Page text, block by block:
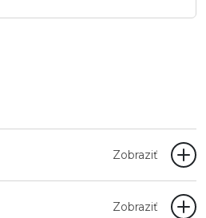
Zobraziť
Zobraziť